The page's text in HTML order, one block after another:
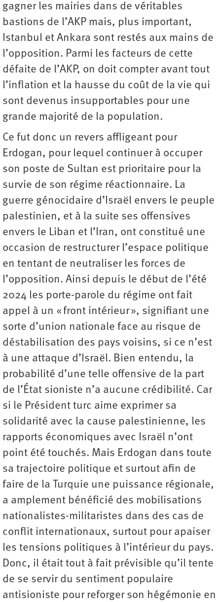
gagner les mairies dans de véritables
bastions de l’AKP mais, plus important,
Istanbul et Ankara sont restés aux mains de
l’opposition. Parmi les facteurs de cette
défaite de l’AKP, on doit compter avant tout
l’inflation et la hausse du coût de la vie qui
sont devenus insupportables pour une
grande majorité de la population.
Ce fut donc un revers affligeant pour
Erdogan, pour lequel continuer à occuper
son poste de Sultan est prioritaire pour la
survie de son régime réactionnaire. La
guerre génocidaire d’Israël envers le peuple
palestinien, et à la suite ses offensives
envers le Liban et l’Iran, ont constitué une
occasion de restructurer l’espace politique
en tentant de neutraliser les forces de
l’opposition. Ainsi depuis le début de l’été
2024 les porte-parole du régime ont fait
appel à un « front intérieur », signifiant une
sorte d’union nationale face au risque de
déstabilisation des pays voisins, si ce n’est
à une attaque d’Israël. Bien entendu, la
probabilité d’une telle offensive de la part
de l’État sioniste n’a aucune crédibilité. Car
si le Président turc aime exprimer sa
solidarité avec la cause palestinienne, les
rapports économiques avec Israël n’ont
point été touchés. Mais Erdogan dans toute
sa trajectoire politique et surtout afin de
faire de la Turquie une puissance régionale,
a amplement bénéficié des mobilisations
nationalistes-militaristes dans des cas de
conflit internationaux, surtout pour apaiser
les tensions politiques à l’intérieur du pays.
Donc, il était tout à fait prévisible qu’il tente
de se servir du sentiment populaire
antisioniste pour reforger son hégémonie en